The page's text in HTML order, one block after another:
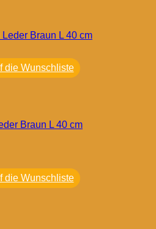
die Wunschliste
Braun L 40 cm
die Wunschliste